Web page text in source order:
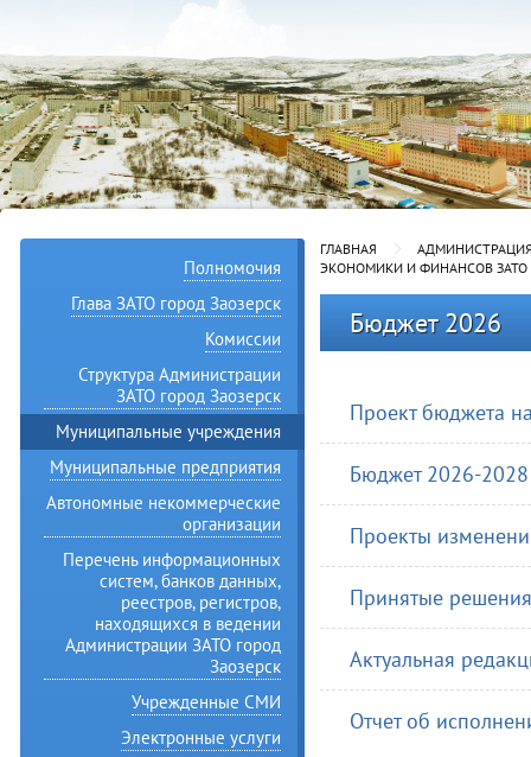
Полномочия
Глава ЗАТО город Заозерск
Комиссии
Структура Администрации
ЗАТО город Заозерск
Муниципальные учреждения
Муниципальные предприятия
Автономные некоммерческие
организации
Перечень информационных
систем, банков данных,
реестров, регистров,
находящихся в ведении
Администрации ЗАТО город
Заозерск
Учрежденные СМИ
Электронные услуги
ГЛАВНАЯ
ЭКОНОМИКИ И ФИНАНСОВ ЗАТО
Бюджет 2026
Проект бюджета
Бюджет 2026-2028
Проекты
Принятые
Актуальная
Отчет об